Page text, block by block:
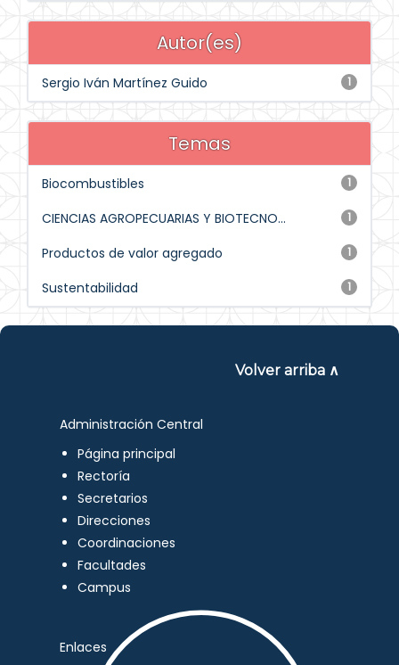
Autor(es)
1
Sergio Iván Martínez Guido
Temas
1
Biocombustibles
1
CIENCIAS AGROPECUARIAS Y BIOTECNO...
1
Productos de valor agregado
1
Sustentabilidad
Volver arriba ∧
Administración Central
Página principal
Rectoría
Secretarios
Direcciones
Coordinaciones
Facultades
Campus
Enlaces